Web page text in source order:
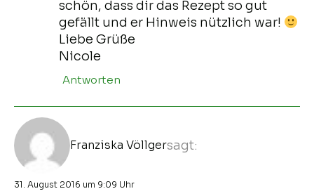
schön, dass dir das Rezept so gut
gefällt und er Hinweis nützlich war!
Liebe Grüße
Nicole
Antworten
Franziska Völlgersagt:
31. August 2016 um 9:09 Uhr